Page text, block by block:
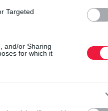
Targeted
and/or Sharing
for which it
részben a
vonniuk a
közel-keleti
ára
rectangle